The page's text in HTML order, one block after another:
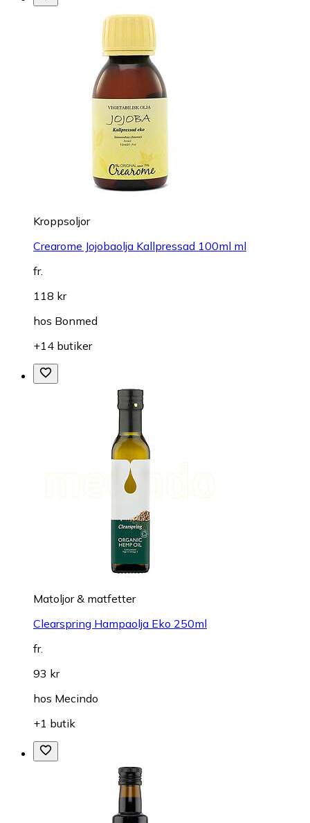
Kroppsoljor
Crearome Jojobaolja Kallpressad 100ml ml
fr.
118 kr
hos Bonmed
+14 butiker
Matoljor & matfetter
Clearspring Hampaolja Eko 250ml
fr.
93 kr
hos Mecindo
+1 butik